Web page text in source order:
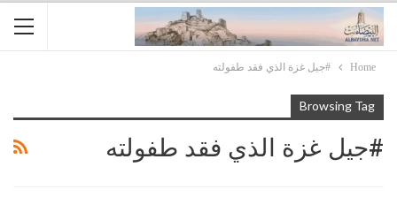
Home #جيل غزة الذي فقد طفولته
Browsing Tag
#جيل غزة الذي فقد طفولته